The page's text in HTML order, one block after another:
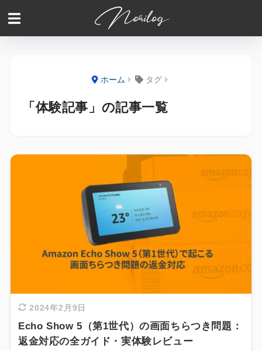
ホーム タグ
「体験記事」の記事一覧
2024年2月9日
Echo Show 5（第1世代）の画面ちらつき問題：
返金対応の全ガイド・実体験レビュー